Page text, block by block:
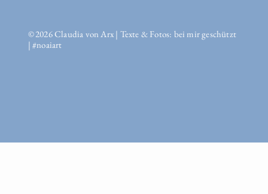
© 2026 Claudia von Arx | Texte & Fotos: bei mir geschützt
| #noaiart